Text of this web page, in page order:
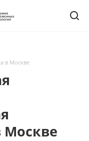
в Москве
Москве